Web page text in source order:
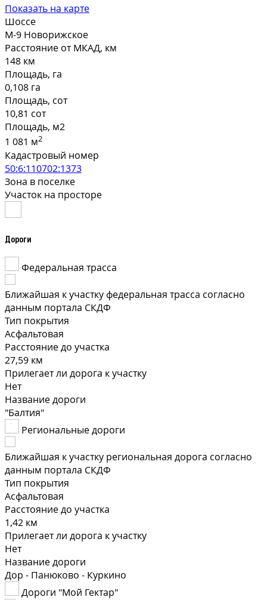
Показать на карте
Шоссе
М-9 Новорижское
Расстояние от МКАД, км
148 км
Площадь, га
0,108 га
Площадь, сот
10,81 сот
Площадь, м2
1 081 м2
Кадастровый номер
50:6:110702:1373
Зона в поселке
Участок на просторе
Дороги
Федеральная трасса
Ближайшая к участку федеральная трасса согласно
данным портала СКДФ
Тип покрытия
Асфальтовая
Расстояние до участка
27,59 км
Прилегает ли дорога к участку
Нет
Название дороги
"Балтия"
Региональные дороги
Ближайшая к участку региональная дорога согласно
данным портала СКДФ
Тип покрытия
Асфальтовая
Расстояние до участка
1,42 км
Прилегает ли дорога к участку
Нет
Название дороги
Дор - Панюково - Куркино
Дороги "Мой Гектар"